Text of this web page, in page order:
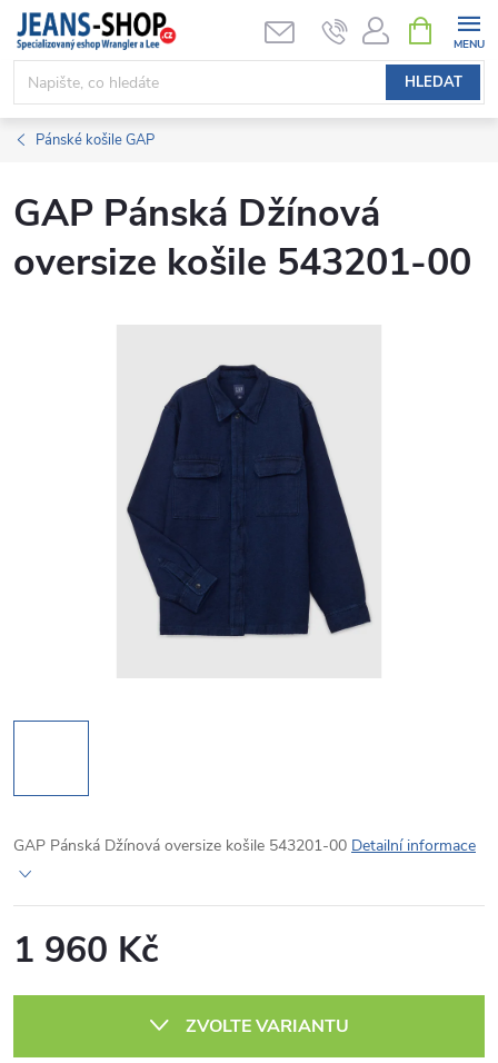
Přejít
obsah
HLEDAT
NÁKUPNÍ
KOŠÍK
Pánské košile GAP
GAP Pánská Džínová
oversize košile 543201-00
GAP Pánská Džínová oversize košile 543201-00 Detailní informace
1 960 Kč
ZVOLTE VARIANTU